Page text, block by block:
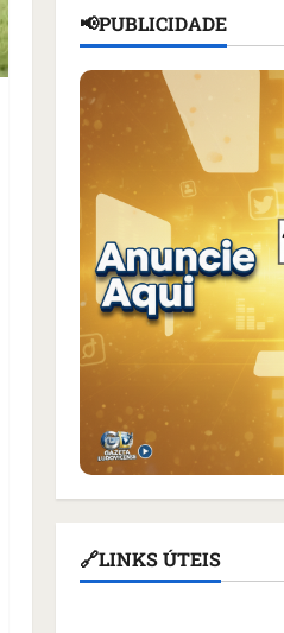
📢PUBLICIDADE
🔗LINKS ÚTEIS